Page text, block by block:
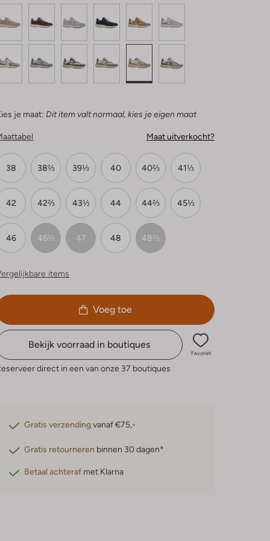
je maat: Dit item valt normaal, kies je eigen maat
Maat uitverkocht?
38 38⅔ 39⅓ 40 40⅔ 41⅓
42 42⅔ 43⅓ 44 44⅔ 45⅓
46 46⅔ 47 48 48⅔
items
Voeg toe
Bekijk voorraad in boutiques
Favoriet
direct in een van onze 37 boutiques
Gratis verzendingvanaf €75,-
Gratis retourneren binnen 30 dagen*
Betaal achteraf met Klarna